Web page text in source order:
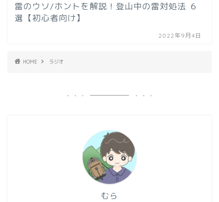
雷のウソ/ホントを解説！登山中の雷対処法 ６
選【初心者向け】
2022年9月4日
HOME ラジオ
むら